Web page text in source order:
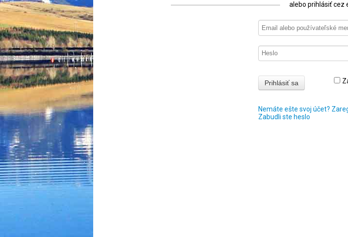
alebo prihlásiť cez
Nemáte ešte svoj účet?
Zabudli ste heslo